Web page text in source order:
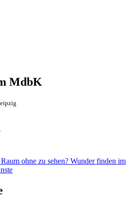
MdbK
ohne zu sehen? Wunder finden im